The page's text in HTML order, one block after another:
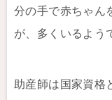
分の手で赤ちゃん
が、多くいるよう
助産師は国家資格